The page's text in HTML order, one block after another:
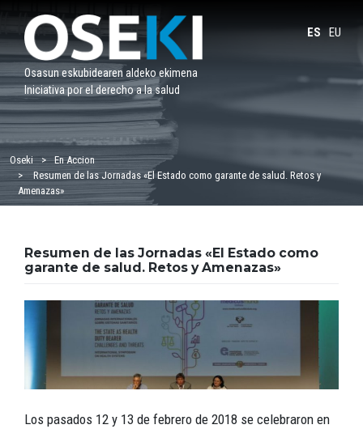
contenido
Osasun eskubidearen aldeko ekimena
Iniciativa por el derecho a la salud
ES EU
Oseki
En Accion
Resumen de las Jornadas «El Estado como garante de salud. Retos y
Amenazas»
Resumen de las Jornadas «El Estado como
garante de salud. Retos y Amenazas»
Los pasados 12 y 13 de febrero de 2018 se celebraron en